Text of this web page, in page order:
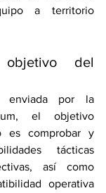
a territorio
del
enviada por la
el objetivo
es comprobar y
tácticas
así como
operativa